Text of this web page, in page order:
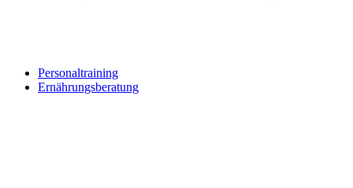
Personaltraining
Ernährungsberatung